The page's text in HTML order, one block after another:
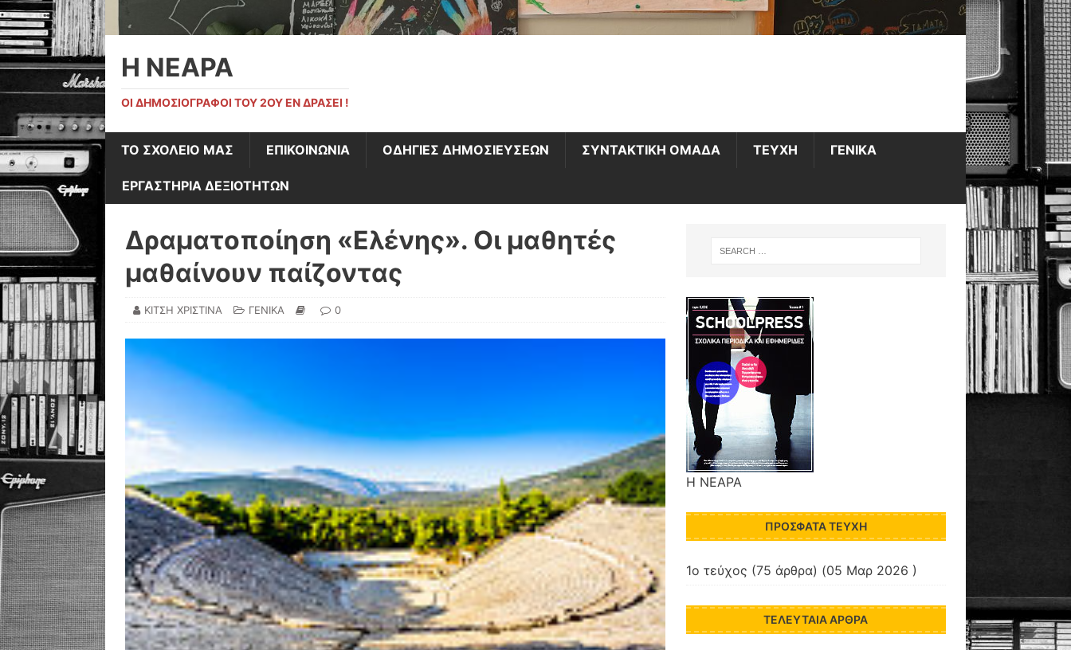
Η ΝΕΑΡΑ
ΟΙ ΔΗΜΟΣΙΟΓΡΆΦΟΙ ΤΟΥ 2ΟΥ ΕΝ ΔΡΆΣΕΙ !
ΤΟ ΣΧΟΛΕΙΟ ΜΑΣ ΕΠΙΚΟΙΝΩΝΙΑ ΟΔΗΓΙΕΣ ΔΗΜΟΣΙΕΥΣΕΩΝ ΣΥΝΤΑΚΤΙΚΗ ΟΜΑΔΑ ΤΕΥΧΗ ΓΕΝΙΚΑ
ΕΡΓΑΣΤΗΡΙΑ ΔΕΞΙΟΤΗΤΩΝ
Δραματοποίηση «Ελένης». Οι μαθητές
μαθαίνουν παίζοντας
ΚΙΤΣΗ ΧΡΙΣΤΙΝΑ ΓΕΝΙΚΑ 0
Η ΝΕΑΡΑ
ΠΡΌΣΦΑΤΑ ΤΕΎΧΗ
1ο τεύχος (75 άρθρα) (05 Μαρ 2026 )
ΤΕΛΕΥΤΑΊΑ ΆΡΘΡΑ